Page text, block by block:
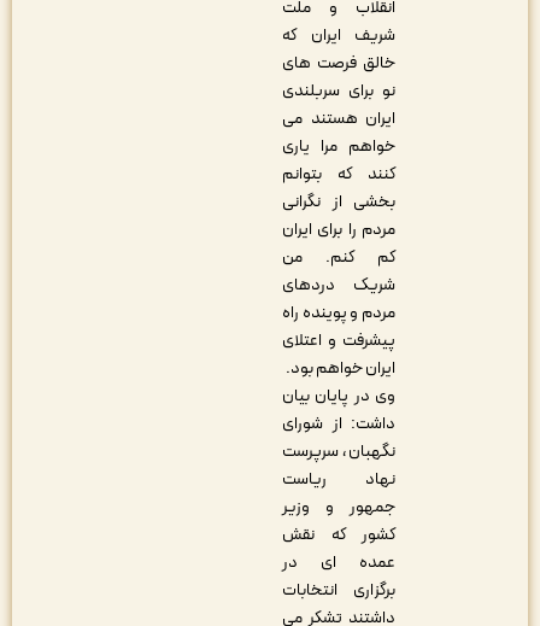
انقلاب و ملت
شریف ایران که
خالق فرصت های
نو برای سربلندی
ایران هستند می
خواهم مرا یاری
کنند که بتوانم
بخشی از نگرانی
مردم را برای ایران
کم کنم. من
شریک دردهای
مردم و پوینده راه
پیشرفت و اعتلای
ایران خواهم بود.
وی در پایان بیان
داشت: از شورای
نگهبان ، سرپرست
نهاد ریاست
جمهور و وزیر
کشور که نقش
عمده ای در
برگزاری انتخابات
داشتند تشکر می